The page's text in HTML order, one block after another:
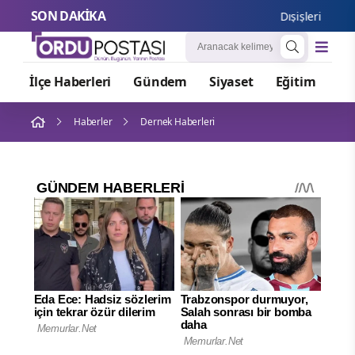
SON DAKİKA Dışişleri Bakanlığı
İlçe Haberleri Gündem Siyaset Eğitim
Haberler Dernek Haberleri